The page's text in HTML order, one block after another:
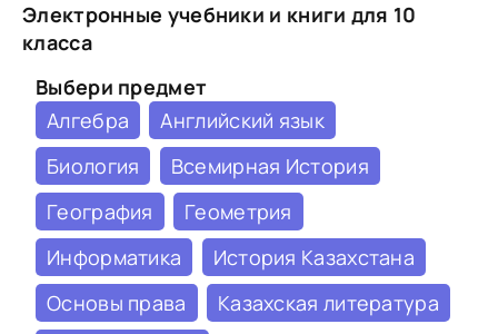
Электронные учебники и книги для 10
класса
Выбери предмет
Алгебра
Английский язык
Биология
Всемирная История
География
Геометрия
Информатика
История Казахстана
Основы права
Казахская литература